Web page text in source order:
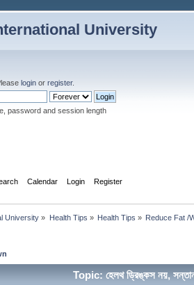
University
login or register.
password and session length
Calendar Login Register
University » Health Tips » Health Tips » Reduce Fat /
Topic: হেলথ ড্রিঙ্কস নয়,